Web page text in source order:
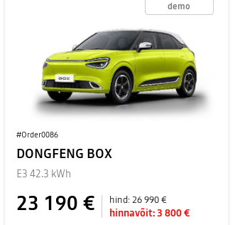
demo
#Order0086
DONGFENG BOX
E3 42.3 kWh
23 190 € hind:26 990 €
hinnavõit:3 800 €